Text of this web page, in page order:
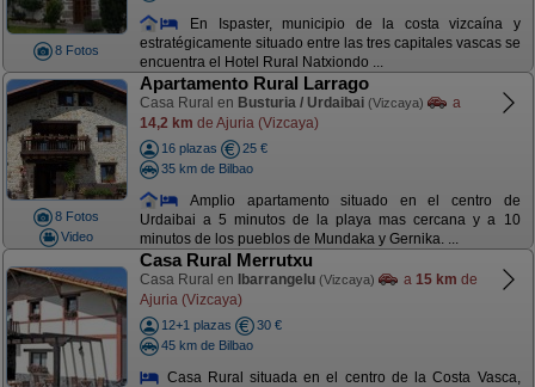
8 Fotos
En Ispaster, municipio de la costa vizcaína y
estratégicamente situado entre las tres capitales vascas se
encuentra el Hotel Rural Natxiondo ...
8 Fotos
Video
Apartamento Rural Larrago
Casa Rural en Busturia / Urdaibai (Vizcaya)
a
14,2 km de Ajuria (Vizcaya)
16 plazas
25 €
35 km de Bilbao
Amplio apartamento situado en el centro de
Urdaibai a 5 minutos de la playa mas cercana y a 10
minutos de los pueblos de Mundaka y Gernika. ...
Casa Rural Merrutxu
Casa Rural en Ibarrangelu (Vizcaya) a 15 km de
Ajuria (Vizcaya)
12+1 plazas
30 €
45 km de Bilbao
Casa Rural situada en el centro de la Costa Vasca,